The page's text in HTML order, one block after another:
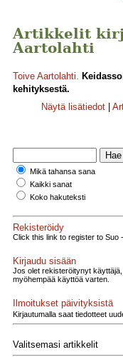
Artikkelit
Aartolahti
Toive Aartolahti.
kehityksestä.
Näytä lisätiedot
Mikä tahansa sana
Kaikki sanat
Koko hakuteksti
Rekisteröidy
Click this link to register to Suo
Kirjaudu sisään
Jos olet rekisteröitynyt
myöhempää käyttöä varten.
Ilmoitukset päivityksistä
Kirjautumalla saat tiedotteet
Valitsemasi artikkelit